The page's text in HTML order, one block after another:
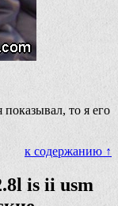
то я его
к содержанию ↑
is ii usm